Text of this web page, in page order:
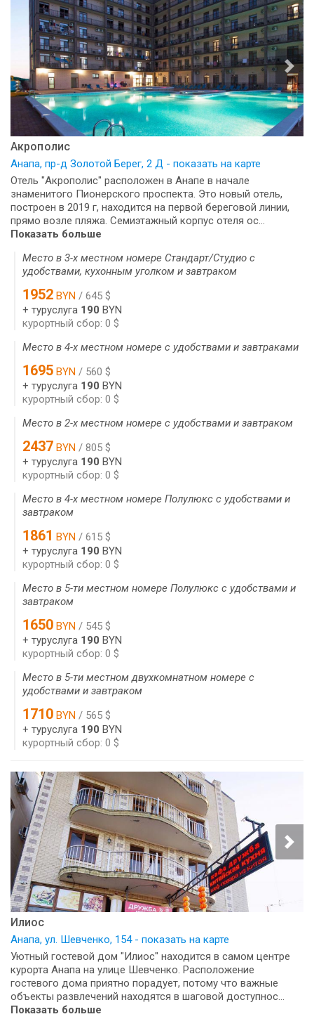
Акрополис
Анапа, пр-д Золотой Берег, 2 Д - показать на карте
Отель "Акрополис" расположен в Анапе в начале
знаменитого Пионерского проспекта. Это новый отель,
построен в 2019 г, находится на первой береговой линии,
прямо возле пляжа. Семиэтажный корпус отеля ос...
Показать больше
Место в 3-х местном номере Стандарт/Студио с
удобствами, кухонным уголком и завтраком
1952 BYN / 645 $
+ туруслуга 190 BYN
курортный сбор: 0 $
Место в 4-х местном номере с удобствами и завтраками
1695 BYN / 560 $
+ туруслуга 190 BYN
курортный сбор: 0 $
Место в 2-х местном номере с удобствами и завтраком
2437 BYN / 805 $
+ туруслуга 190 BYN
курортный сбор: 0 $
Место в 4-х местном номере Полулюкс с удобствами и
завтраком
1861 BYN / 615 $
+ туруслуга 190 BYN
курортный сбор: 0 $
Место в 5-ти местном номере Полулюкс с удобствами и
завтраком
1650 BYN / 545 $
+ туруслуга 190 BYN
курортный сбор: 0 $
Место в 5-ти местном двухкомнатном номере с
удобствами и завтраком
1710 BYN / 565 $
+ туруслуга 190 BYN
курортный сбор: 0 $
Илиос
Анапа, ул. Шевченко, 154 - показать на карте
Уютный гостевой дом "Илиос" находится в самом центре
курорта Анапа на улице Шевченко. Расположение
гостевого дома приятно порадует, потому что важные
объекты развлечений находятся в шаговой доступнос...
Показать больше